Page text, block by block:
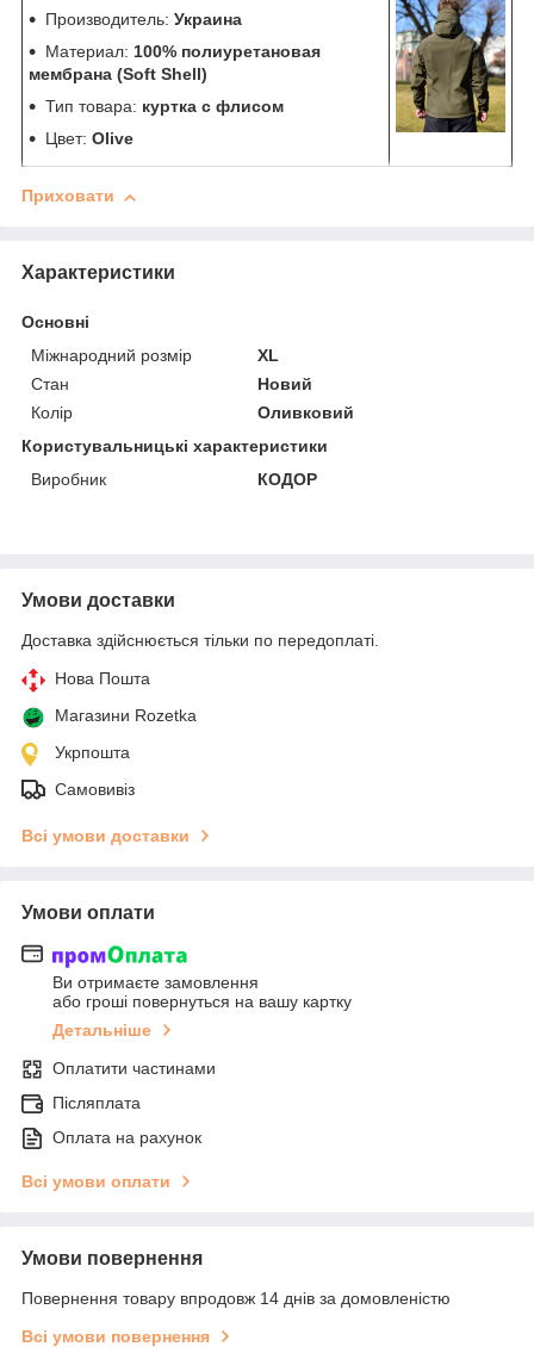
Производитель: Украина
Материал: 100% полиуретановая
мембрана (Soft Shell)
Тип товара: куртка с флисом
Цвет: Olive
Приховати
Характеристики
Основні
Міжнародний розмір
XL
Стан
Новий
Колір
Оливковий
Користувальницькі характеристики
Виробник
КОДОР
Умови доставки
Доставка здійснюється тільки по передоплаті.
Нова Пошта
Магазини Rozetka
Укрпошта
Самовивіз
Всі умови доставки
Умови оплати
Ви отримаєте замовлення
або гроші повернуться на вашу картку
Детальніше
Оплатити частинами
Післяплата
Оплата на рахунок
Всі умови оплати
Умови повернення
Повернення товару впродовж 14 днів за домовленістю
Всі умови повернення